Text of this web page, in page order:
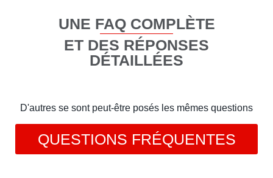
UNE FAQ COMPLÈTE
ET DES RÉPONSES
DÉTAILLÉES
D'autres se sont peut-être posés les mêmes questions
QUESTIONS FRÉQUENTES